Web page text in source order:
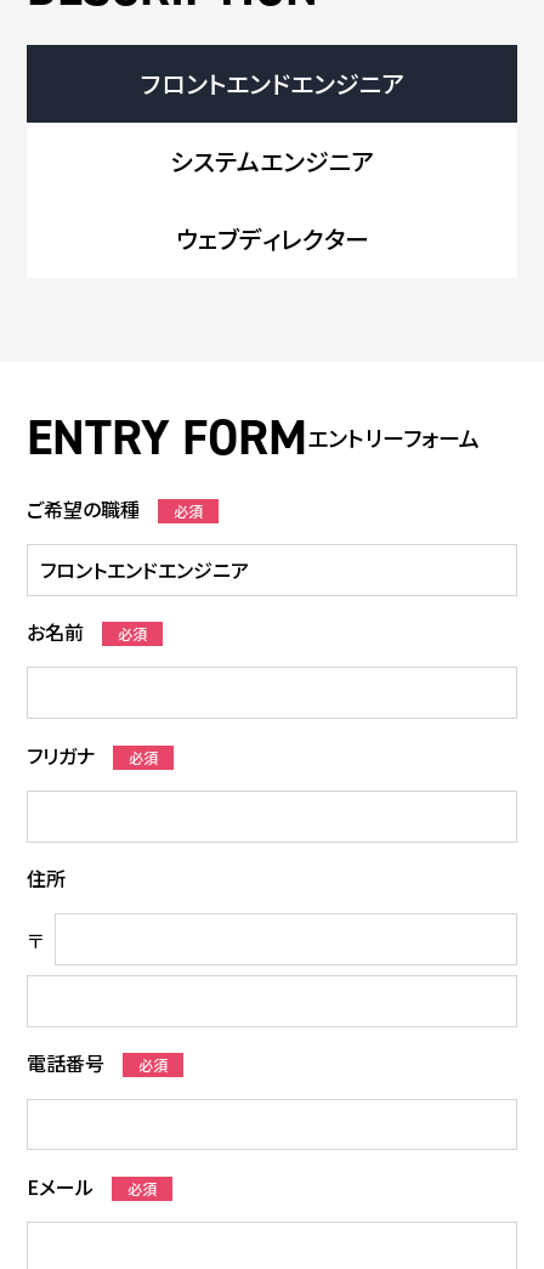
フロントエンドエンジニア
システムエンジニア
ウェブディレクター
エントリーフォーム
ご希望の職種 必須
お名前 必須
フリガナ 必須
住所
〒
電話番号 必須
Eメール 必須